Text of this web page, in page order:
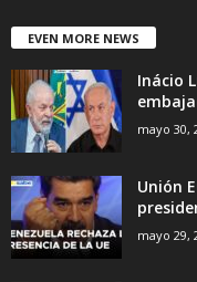
EVEN MORE NEWS
Inácio
mayo 30,
Unión
mayo 29,